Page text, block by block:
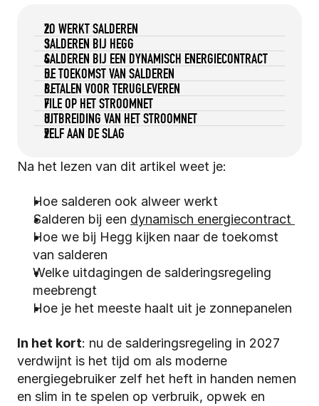
ZO WERKT SALDEREN
SALDEREN BIJ HEGG
SALDEREN BIJ EEN DYNAMISCH ENERGIECONTRACT
DE TOEKOMST VAN SALDEREN
BETALEN VOOR TERUGLEVEREN
FILE OP HET STROOMNET
UITBREIDING VAN HET STROOMNET
ZELF AAN DE SLAG
Na het lezen van dit artikel weet je:
Hoe salderen ook alweer werkt
Salderen bij een dynamisch energiecontract
Hoe we bij Hegg kijken naar de toekomst
van salderen
Welke uitdagingen de salderingsregeling
meebrengt
Hoe je het meeste haalt uit je zonnepanelen
In het kort: nu de salderingsregeling in 2027
verdwijnt is het tijd om als moderne
energiegebruiker zelf het heft in handen nemen
en slim in te spelen op verbruik, opwek en